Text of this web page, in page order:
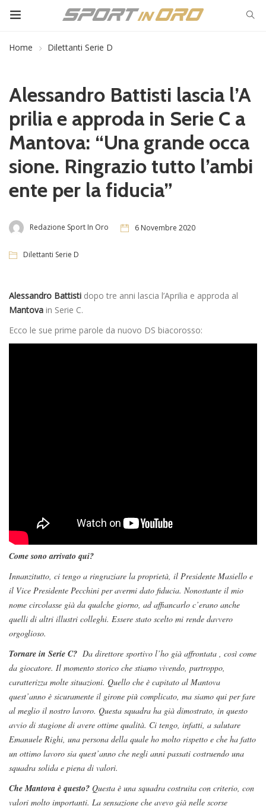
Home Dilettanti Serie D
Alessandro Battisti lascia l’A
prilia e approda in Serie C a
Mantova: “Una grande occa
sione. Ringrazio tutto l’ambi
ente per la fiducia”
Redazione Sport In Oro 6 Novembre 2020
Dilettanti Serie D
Alessandro Battisti dopo tre anni lascia l’Aprilia e approda al
Mantova in Serie C.
Ecco le sue prime parole da nuovo DS biacorosso:
Come sono arrivato qui?
Innanzitutto, ci tengo a ringraziare la proprietà, il Presidente Masiello e
il Vice Presidente Pecchini per avermi dato fiducia. Nonostante il mio
nome circolasse già da qualche giorno, ad affiancarlo c’erano anche
quelli di altri illustri colleghi. Essere stato scelto mi rende davvero
orgoglioso.
Tornare in Serie C? Da direttore sportivo l’ho già affrontata , così come
da giocatore. Il momento storico che stiamo vivendo, purtroppo,
caratterizza molte situazioni. Quello che è capitato al Mantova
quest’anno è sicuramente il girone più complicato, ma siamo qui per fare
al meglio il nostro lavoro. Questa squadra ha già dimostrato, in questo
avvio di stagione di avere ottime qualità. Ci tengo, infatti, a salutare
Emanuele Righi, una persona della quale ho molto rispetto e che ha fatto
un ottimo lavoro sia quest’anno che negli anni passati costruendo una
squadra solida e piena di valori.
Che Mantova è questo? Questa è una squadra costruita con criterio, con
valori molto importanti. La sensazione che avevo già nelle scorse